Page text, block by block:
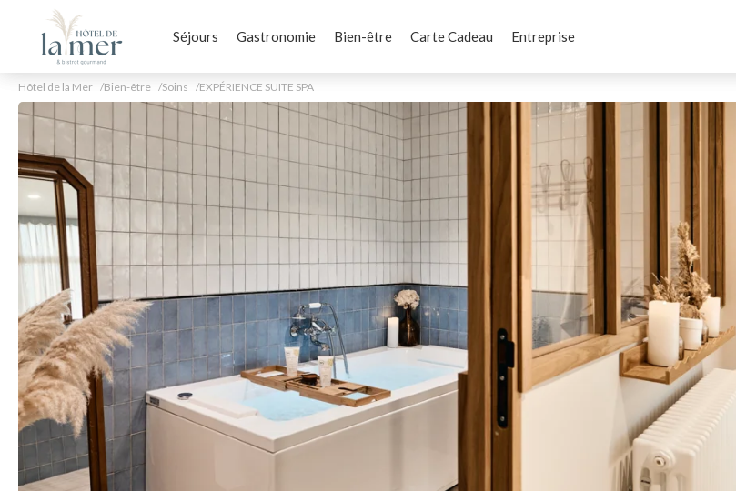
Séjours Gastronomie Bien-être Carte Cadeau Entreprise
Hôtel de la Mer Bien-être Soins EXPÉRIENCE SUITE SPA